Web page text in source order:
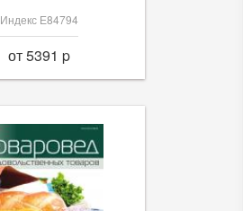
Индекс Е84794
от 5391 p